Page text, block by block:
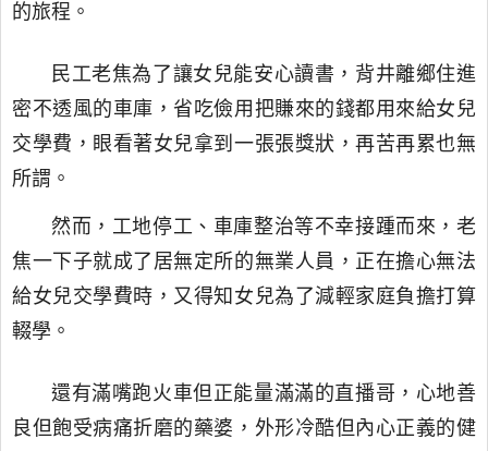
的旅程。
民工老焦為了讓女兒能安心讀書，背井離鄉住進
密不透風的車庫，省吃儉用把賺來的錢都用來給女兒
交學費，眼看著女兒拿到一張張獎狀，再苦再累也無
所謂。
然而，工地停工、車庫整治等不幸接踵而來，老
焦一下子就成了居無定所的無業人員，正在擔心無法
給女兒交學費時，又得知女兒為了減輕家庭負擔打算
輟學。
還有滿嘴跑火車但正能量滿滿的直播哥，心地善
良但飽受病痛折磨的藥婆，外形冷酷但內心正義的健